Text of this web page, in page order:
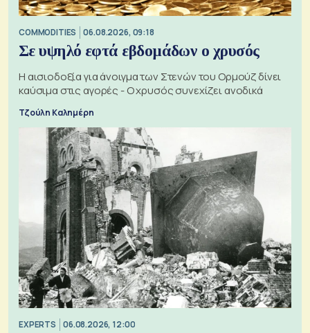
COMMODITIES 06.08.2026, 09:18
Σε υψηλό εφτά εβδομάδων ο χρυσός
Η αισιοδοξία για άνοιγμα των Στενών του Ορμούζ δίνει
καύσιμα στις αγορές - Ο χρυσός συνεχίζει ανοδικά
Τζούλη Καλημέρη
EXPERTS 06.08.2026, 12:00